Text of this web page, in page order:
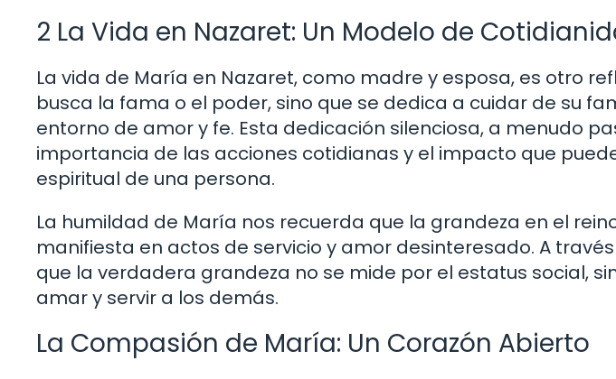
2 La Vida en Nazaret: Un Modelo de
La vida de María en Nazaret, como madre y esposa, es otro
busca la fama o el poder, sino que se dedica a cuidar de su
entorno de amor y fe. Esta dedicación silenciosa, a menudo
importancia de las acciones cotidianas y el impacto que
espiritual de una persona.
La humildad de María nos recuerda que la grandeza en el
manifiesta en actos de servicio y amor desinteresado. A
que la verdadera grandeza no se mide por el estatus social,
amar y servir a los demás.
La Compasión de María: Un Corazón Abierto